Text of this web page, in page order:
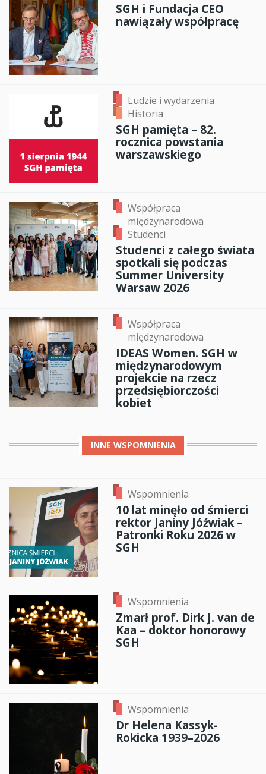
SGH i Fundacja CEO
nawiązały współpracę
Ludzie i wydarzenia
Historia
SGH pamięta – 82.
rocznica powstania
warszawskiego
Współpraca
międzynarodowa
Studenci
Studenci z całego świata
spotkali się podczas
Summer University
Warsaw 2026
Współpraca
międzynarodowa
IDEAS Women. SGH w
międzynarodowym
projekcie na rzecz
przedsiębiorczości
kobiet
INNE WSPOMNIENIA
Wspomnienia
10 lat minęło od śmierci
rektor Janiny Jóźwiak –
Patronki Roku 2026 w
SGH
Wspomnienia
Zmarł prof. Dirk J. van de
Kaa – doktor honorowy
SGH
Wspomnienia
Dr Helena Kassyk-
Rokicka 1939–2026